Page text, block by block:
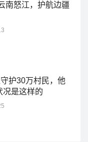
南怒江，护航边疆
护30万村民，他
况是这样的